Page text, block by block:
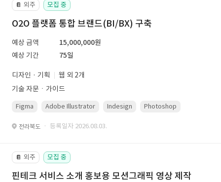
📔 외주 모집 중
O2O 플랫폼 통합 브랜드(BI/BX) 구축
예상 금액
15,000,000원
예상 기간
75일
디자인 · 기획
웹 외 2개
기술 자문ㆍ가이드
Figma Adobe Illustrator Indesign Photoshop
전라북도 · 등록일자 2026.08.03.
📔 외주 모집 중
핀테크 서비스 소개 홍보용 모션그래픽 영상 제작